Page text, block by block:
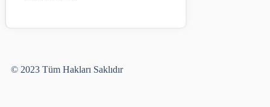
© 2023 Tüm Hakları Saklıdır